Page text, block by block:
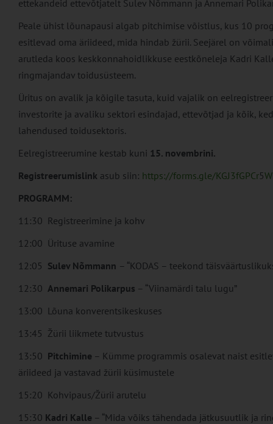
ettekandeid ettevõtjatelt Sulev Nõmmann ja Annemari
Peale ühist lõunapausi algab pitchimise võistlus, kus 10
esitlevad oma äriideed, mida hindab žürii. Seejärel on
arutleda koos keskkonnahoidlikkuse eestkõneleja Kadri
ringmajandav toidusüsteem.
Üritus on avalik ja kõigile tasuta, kuid vajalik on
investorite ja avaliku sektori esindajad, ettevõtjad ja kõik,
lahendused toidusektoris.
Eelregistreerumine kestab kuni 15. novembrini.
Registreerumislink asub siin: https://forms.gle/KGJ3fGPCr5
PROGRAMM:
11:30 Registreerimine ja kohv
12:00 Ürituse avamine
12:05 Sulev Nõmmann – “KODAS – teekond
12:30 Annemari Polikarpus – “Viinamärdi talu lugu”
13:00 Lõuna konverentsikeskuses
13:45 Žürii liikmete tutvustus
13:50 Pitchimine – Kümme programmis osalevat naist
äriideed ja vastavad žürii küsimustele
15:20 Kohvipaus/Žürii arutelu
15:30 Kadri Kalle – “Mida võiks tähendada jätkusuutlik ja